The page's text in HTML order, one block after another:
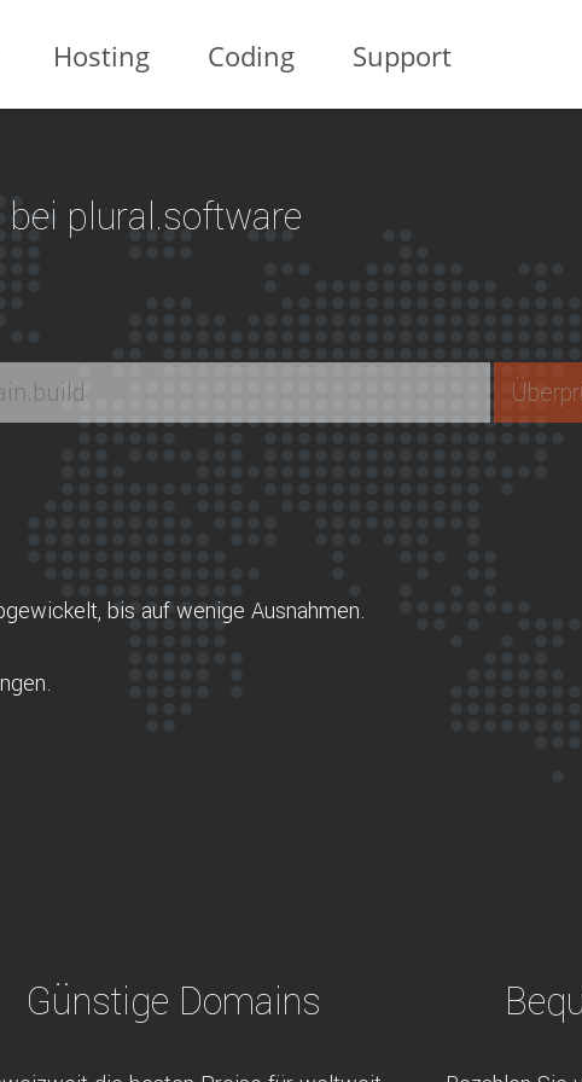
Hosting Coding Support
plural.software
bis auf wenige Ausnahmen.
Günstige Domains